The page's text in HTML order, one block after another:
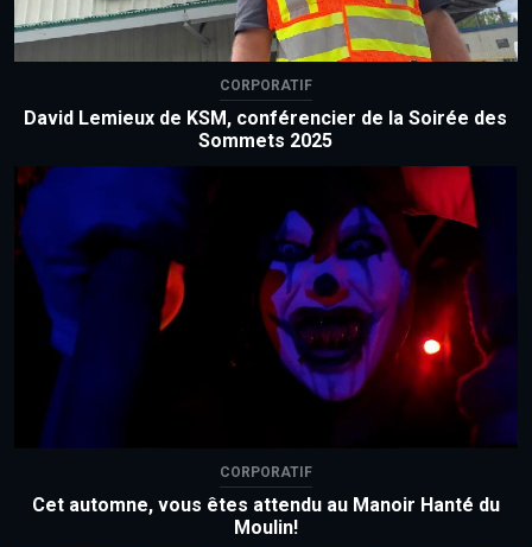
CORPORATIF
David Lemieux de KSM, conférencier de la Soirée des
Sommets 2025
CORPORATIF
Cet automne, vous êtes attendu au Manoir Hanté du
Moulin!